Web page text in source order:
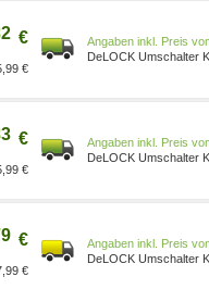
€
€
Preis
DeLOCK Umschalter
€
€
Preis
DeLOCK Umschalter
€
€
Preis
DeLOCK Umschalter